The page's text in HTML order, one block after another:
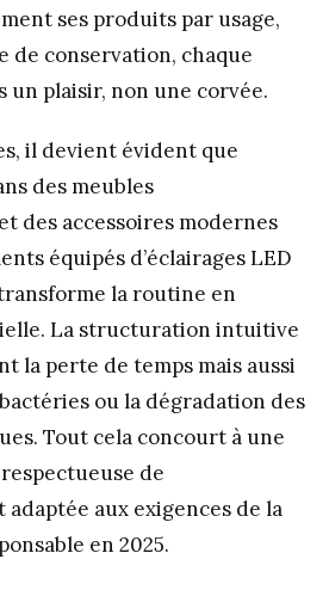
ses produits par usage,
de conservation, chaque
un plaisir, non une corvée.
il devient évident que
des meubles
des accessoires modernes
équipés d’éclairages LED
la routine en
La structuration intuitive
la perte de temps mais aussi
ou la dégradation des
Tout cela concourt à une
de
aux exigences de la
en 2025.